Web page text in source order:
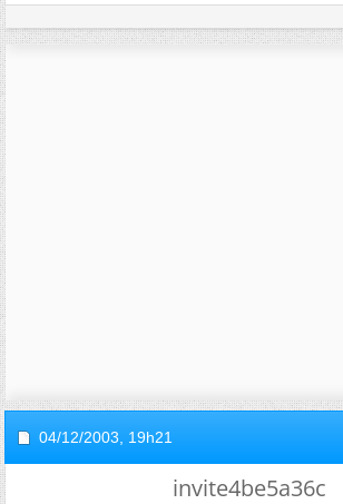
04/12/2003, 19h21
invite4be5a36c